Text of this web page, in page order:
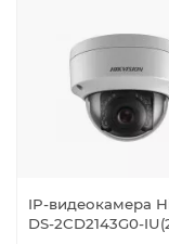
IP-видеокамера
DS-2CD2143G0-